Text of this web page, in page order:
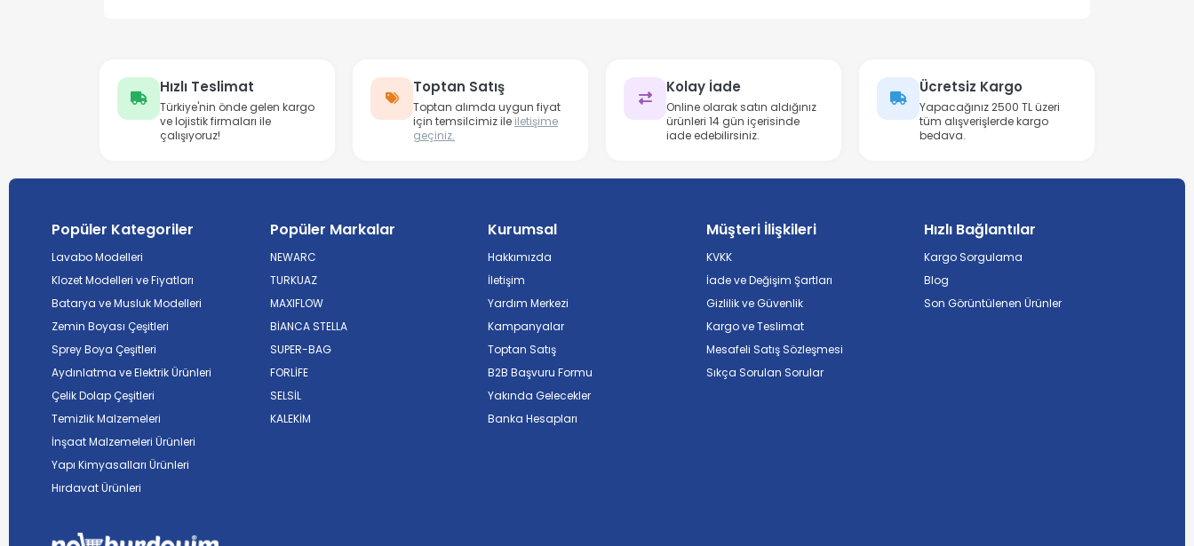
Hızlı Teslimat
Türkiye'nin önde gelen kargo
ve lojistik firmaları ile
çalışıyoruz!
Toptan Satış
Toptan alımda uygun fiyat
için temsilcimiz ile iletişime
geçiniz.
Kolay İade
Online olarak satın aldığınız
ürünleri 14 gün içerisinde
iade edebilirsiniz.
Ücretsiz Kargo
Yapacağınız 2500 TL üzeri
tüm alışverişlerde kargo
bedava.
Popüler Kategoriler
Lavabo Modelleri
Klozet Modelleri ve Fiyatları
Batarya ve Musluk Modelleri
Zemin Boyası Çeşitleri
Sprey Boya Çeşitleri
Aydınlatma ve Elektrik Ürünleri
Çelik Dolap Çeşitleri
Temizlik Malzemeleri
İnşaat Malzemeleri Ürünleri
Yapı Kimyasalları Ürünleri
Hırdavat Ürünleri
Popüler Markalar
NEWARC
TURKUAZ
MAXIFLOW
BİANCA STELLA
SUPER-BAG
FORLİFE
SELSİL
KALEKİM
Kurumsal
Hakkımızda
İletişim
Yardım Merkezi
Kampanyalar
Toptan Satış
B2B Başvuru Formu
Yakında Gelecekler
Banka Hesapları
Müşteri İlişkileri
KVKK
İade ve Değişim Şartları
Gizlilik ve Güvenlik
Kargo ve Teslimat
Mesafeli Satış Sözleşmesi
Sıkça Sorulan Sorular
Hızlı Bağlantılar
Kargo Sorgulama
Blog
Son Görüntülenen Ürünler